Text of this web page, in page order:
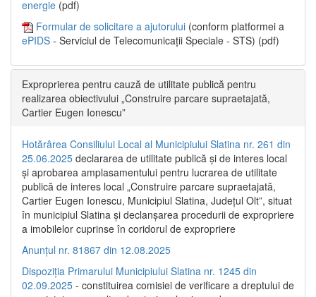
energie (pdf)
Formular de solicitare a ajutorului (conform platformei a
ePIDS - Serviciul de Telecomunicații Speciale - STS) (pdf)
Exproprierea pentru cauză de utilitate publică pentru
realizarea obiectivului „Construire parcare supraetajată,
Cartier Eugen Ionescu”
Hotărârea Consiliului Local al Municipiului Slatina nr. 261 din
25.06.2025 declararea de utilitate publică și de interes local
și aprobarea amplasamentului pentru lucrarea de utilitate
publică de interes local „Construire parcare supraetajată,
Cartier Eugen Ionescu, Municipiul Slatina, Județul Olt”, situat
în municipiul Slatina și declanșarea procedurii de expropriere
a imobilelor cuprinse în coridorul de expropriere
Anunțul nr. 81867 din 12.08.2025
Dispoziția Primarului Municipiului Slatina nr. 1245 din
02.09.2025 - constituirea comisiei de verificare a dreptului de